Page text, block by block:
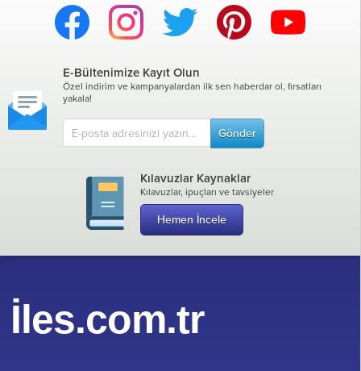
E-Bültenimize Kayıt Olun
Özel indirim ve kampanyalardan ilk sen haberdar ol, fırsatları
yakala!
Gönder
Kılavuzlar Kaynaklar
Kılavuzlar, ipuçları ve tavsiyeler
Hemen İncele
İles.com.tr